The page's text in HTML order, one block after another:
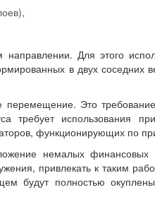
Для этого
в двух соседних
Это
требует использования
функционирующих по
немалых финансовых
привлекать к таким
будут полностью